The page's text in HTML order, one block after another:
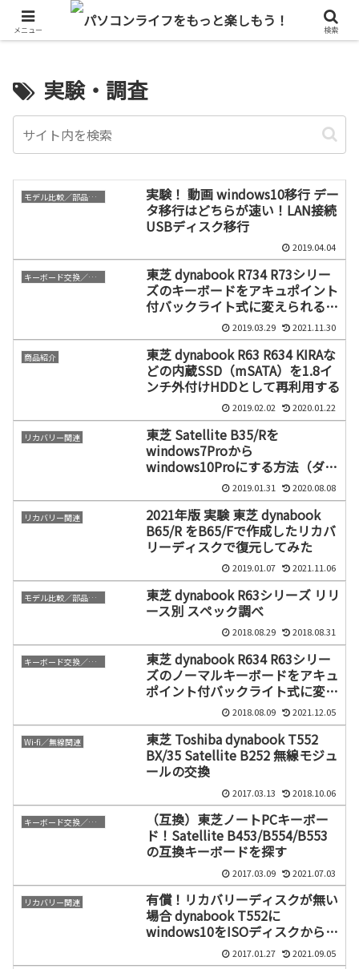
単なるパソコン好きのブログ
実験・調査
モデル比較／部品比較
実験！ 動画 windows10移行 デー
タ移行はどちらが速い！LAN接続
USBディスク移行
2019.04.04
キーボード交換／修理
東芝 dynabook R734 R73シリー
ズのキーボードをアキュポイント
付バックライト式に変えられる
2019.03.29 2021.11.30
商品紹介
東芝 dynabook R63 R634 KIRAな
どの内蔵SSD（mSATA）を1.8イ
ンチ外付けHDDとして再利用する
2019.02.02 2020.01.22
リカバリー関連
東芝 Satellite B35/Rを
windows7Proから
windows10Proにする方法（ダウ
ングレードモデル）
2019.01.31 2020.08.08
リカバリー関連
2021年版 実験 東芝 dynabook
B65/R をB65/Fで作成したリカバ
リーディスクで復元してみた
2019.01.07 2021.11.06
モデル比較／部品比較
東芝 dynabook R63シリーズ リリ
ース別 スペック調べ
2018.08.29 2018.08.31
キーボード交換／修理
東芝 dynabook R634 R63シリー
ズのノーマルキーボードをアキュ
ポイント付バックライト式に変え
2018.08.09 2021.12.05
Wi-fi／無線関連
東芝 Toshiba dynabook T552
BX/35 Satellite B252 無線モジュ
ールの交換
2017.03.13 2018.10.06
キーボード交換／修理
（互換）東芝ノートPCキーボー
ド！Satellite B453/B554/B553
の互換キーボードを探す
2017.03.09 2021.07.03
リカバリー関連
有償！リカバリーディスクが無い
場合 dynabook T552に
windows10をISOディスクからク
リーンインストールしてみた
2017.01.27 2021.09.05
メニュー 検索